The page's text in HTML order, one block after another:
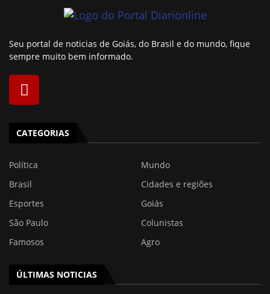
Seu portal de noticias de Goiás, do Brasil e do mundo, fique
sempre muito bem informado.
CATEGORIAS
Política
Mundo
Brasil
Cidades e regiões
Esportes
Goiás
São Paulo
Colunistas
Famosos
Agro
ÚLTIMAS NOTICIAS